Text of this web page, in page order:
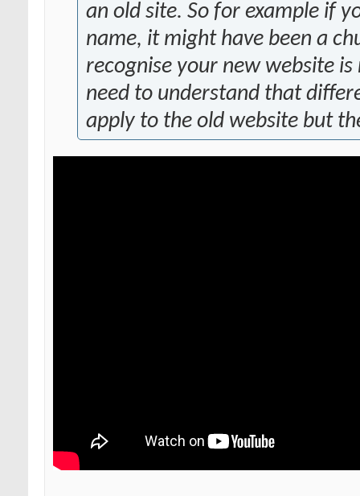
an old site. So for example if
name, it might have been a
recognise your new website
need to understand that
apply to the old website but